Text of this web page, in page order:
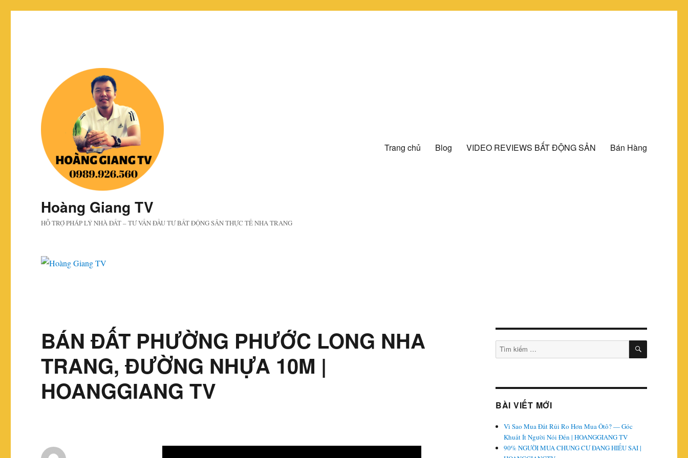
Hoàng Giang TV
HỖ TRỢ PHÁP LÝ NHÀ ĐẤT – TƯ VẤN ĐẦU TƯ BẤT ĐỘNG SẢN THỰC TẾ NHA TRANG
Trang chủ Blog VIDEO REVIEWS BẤT ĐỘNG SẢN Bán Hàng
BÁN ĐẤT PHƯỜNG PHƯỚC LONG NHA
TRANG, ĐƯỜNG NHỰA 10M |
HOANGGIANG TV
Tìm
kiếm:
TÌM
BÀI VIẾT MỚI
Vì Sao Mua Đất Rủi Ro Hơn Mua Ôtô? — Góc
Khuất Ít Người Nói Đến | HOANGGIANG TV
90% NGƯỜI MUA CHUNG CƯ ĐANG HIỂU SAI |